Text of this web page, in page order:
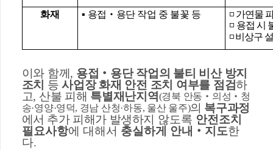
화재
▪ 용접 ‧ 용단 작업 중 불꽃 등 ◽ 가연물
◽ 용접 시
◽ 비상구
이와 함께 , 용접 ‧ 용단 작업의 불티 비산 방지
조치 등사업장 화재 안전 조치 여부를 점검하
고, 산불 피해 특별재난지역 (경북 안동 ‧ 의성 ‧ 청
송·영양·영덕, 경남 산청·하동, 울산 울주)의 복구과정
에서 추가 피해가 발생하지
않도록 안전조치
필요사항에 대해서 충실하게 안내 ‧ 지도한
다.